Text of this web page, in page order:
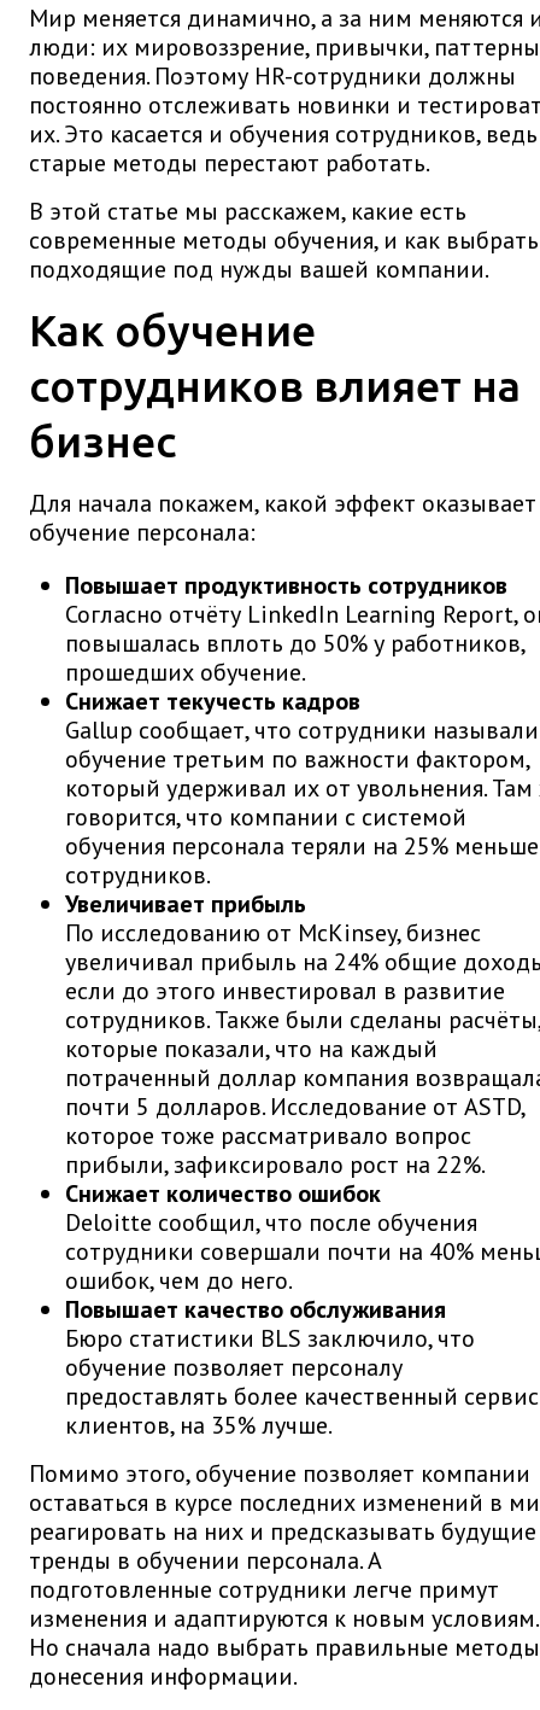
Мир меняется динамично, а за ним меняются
люди: их мировоззрение, привычки, паттерны
поведения. Поэтому HR-сотрудники должны
постоянно отслеживать новинки и
их. Это касается и обучения сотрудников, ведь
старые методы перестают работать.
В этой статье мы расскажем, какие есть
современные методы обучения, и как выбрать
подходящие под нужды вашей компании.
Как обучение
сотрудников влияет на
бизнес
Для начала покажем, какой эффект оказывает
обучение персонала:
Повышает продуктивность сотрудников
Согласно отчёту LinkedIn Learning Report,
повышалась вплоть до 50% у работников,
прошедших обучение.
Снижает текучесть кадров
Gallup сообщает, что сотрудники называли
обучение третьим по важности фактором,
который удерживал их от увольнения.
говорится, что компании с системой
обучения персонала теряли на 25% меньше
сотрудников.
Увеличивает прибыль
По исследованию от McKinsey, бизнес
увеличивал прибыль на 24% общие
если до этого инвестировал в развитие
сотрудников. Также были сделаны расчёты,
которые показали, что на каждый
потраченный доллар компания
почти 5 долларов. Исследование от ASTD,
которое тоже рассматривало вопрос
прибыли, зафиксировало рост на 22%.
Снижает количество ошибок
Deloitte сообщил, что после обучения
сотрудники совершали почти на 40%
ошибок, чем до него.
Повышает качество обслуживания
Бюро статистики BLS заключило, что
обучение позволяет персоналу
предоставлять более качественный сервис
клиентов, на 35% лучше.
Помимо этого, обучение позволяет компании
оставаться в курсе последних изменений в
реагировать на них и предсказывать будущие
тренды в обучении персонала. А
подготовленные сотрудники легче примут
изменения и адаптируются к новым условиям.
Но сначала надо выбрать правильные методы
донесения информации.